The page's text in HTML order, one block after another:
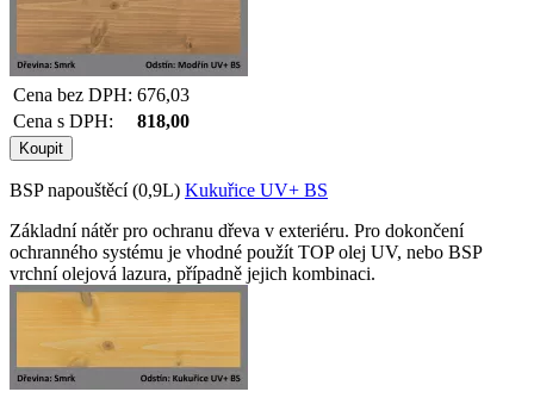
Cena bez DPH: 676,03
Cena s DPH:
818,00
BSP napouštěcí (0,9L) Kukuřice UV+ BS
Základní nátěr pro ochranu dřeva v exteriéru. Pro dokončení
ochranného systému je vhodné použít TOP olej UV, nebo BSP
vrchní olejová lazura, případně jejich kombinaci.